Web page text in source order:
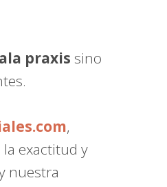
praxis sino
,
exactitud y
nuestra